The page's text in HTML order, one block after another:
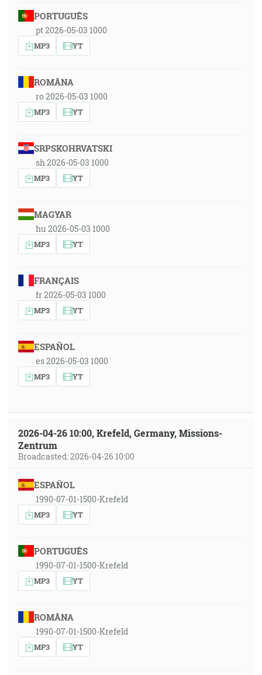
PORTUGUÊS
pt 2026-05-03 1000
MP3 YT
ROMÂNA
ro 2026-05-03 1000
MP3 YT
SRPSKOHRVATSKI
sh 2026-05-03 1000
MP3 YT
MAGYAR
hu 2026-05-03 1000
MP3 YT
FRANÇAIS
fr 2026-05-03 1000
MP3 YT
ESPAÑOL
es 2026-05-03 1000
MP3 YT
2026-04-26 10:00, Krefeld, Germany, Missions-
Zentrum
Broadcasted: 2026-04-26 10:00
ESPAÑOL
1990-07-01-1500-Krefeld
MP3 YT
PORTUGUÊS
1990-07-01-1500-Krefeld
MP3 YT
ROMÂNA
1990-07-01-1500-Krefeld
MP3 YT